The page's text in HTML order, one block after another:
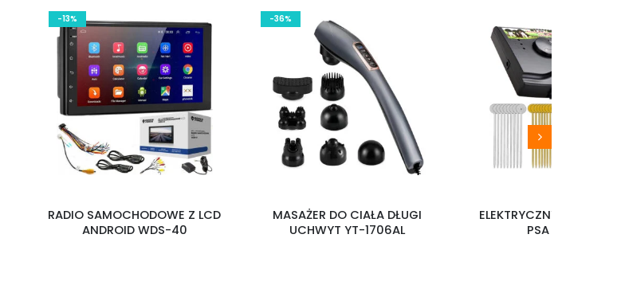
-13%
RADIO SAMOCHODOWE Z LCD
ANDROID WDS-40
-36%
MASAŻER DO CIAŁA DŁUGI
UCHWYT YT-1706AL
ELEKTRYCZNY
PSA W-227